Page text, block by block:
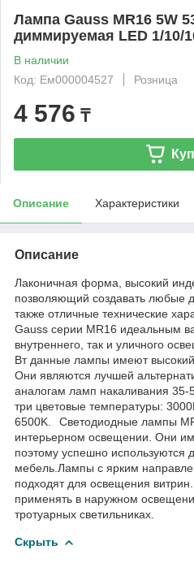
Лампа Gauss MR16 5W
диммируемая LED 1/10/
В наличии
Код: Ем000004527
Розница
4 576 ₸
Описание Характеристики
Описание
Лаконичная форма, высокий
позволяющий создавать любые
также отличные технические
Gauss серии MR16 идеальным
внутреннего, так и уличного
Вт данные лампы имеют высокий
Они являются лучшей
аналогам ламп накаливания 35-
три цветовые температуры:
6500K.⠀Светодиодные лампы
интерьерном освещении. Они
поэтому успешно используются
мебель.Лампы с ярким
подходят для освещения
применять в наружном
тротуарных светильниках.
Скрыть